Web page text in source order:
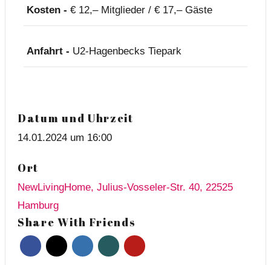
Kosten - € 12,– Mitglieder / € 17,– Gäste
Anfahrt - U2-Hagenbecks Tiepark
Datum und Uhrzeit
14.01.2024 um 16:00
Ort
NewLivingHome, Julius-Vosseler-Str. 40, 22525
Hamburg
Share With Friends